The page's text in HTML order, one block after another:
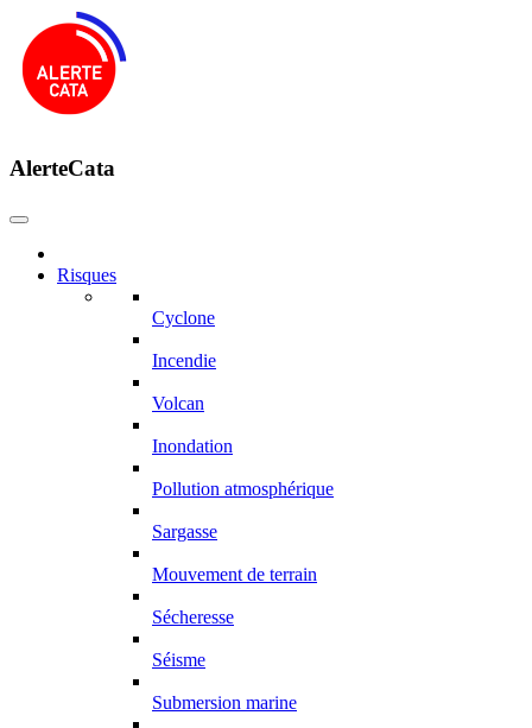
AlerteCata
Risques
Cyclone
Incendie
Volcan
Inondation
Pollution atmosphérique
Sargasse
Mouvement de terrain
Sécheresse
Séisme
Submersion marine